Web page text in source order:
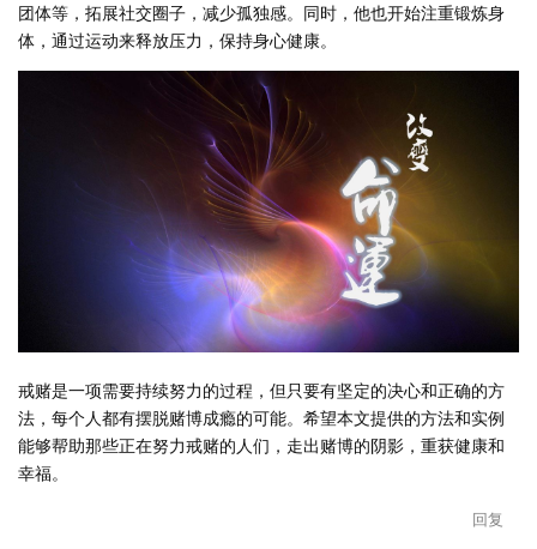
团体等，拓展社交圈子，减少孤独感。同时，他也开始注重锻炼身
体，通过运动来释放压力，保持身心健康。
戒赌是一项需要持续努力的过程，但只要有坚定的决心和正确的方
法，每个人都有摆脱赌博成瘾的可能。希望本文提供的方法和实例
能够帮助那些正在努力戒赌的人们，走出赌博的阴影，重获健康和
幸福。
回复